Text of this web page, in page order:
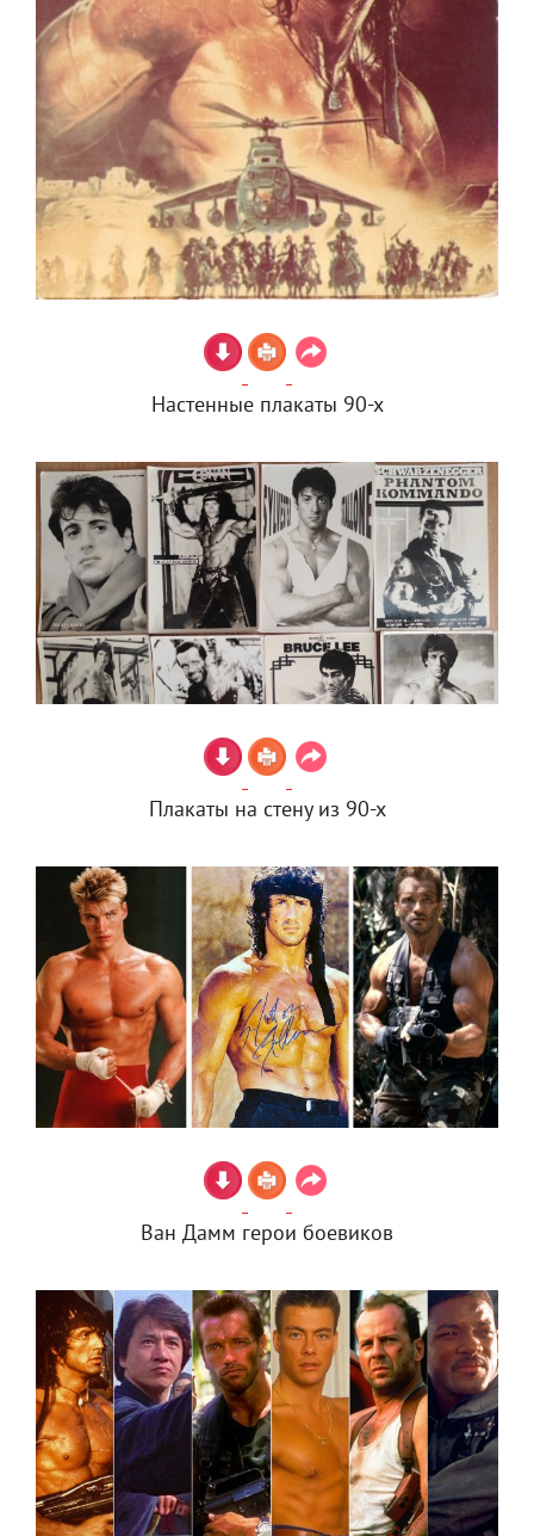
Настенные плакаты 90-х
Плакаты на стену из 90-х
Ван Дамм герои боевиков